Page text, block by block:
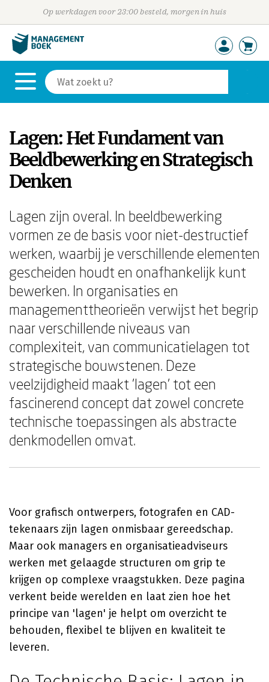
Op werkdagen voor 23:00 besteld, morgen in huis
Lagen: Het Fundament van
Beeldbewerking en Strategisch
Denken
Lagen zijn overal. In beeldbewerking
vormen ze de basis voor niet-destructief
werken, waarbij je verschillende elementen
gescheiden houdt en onafhankelijk kunt
bewerken. In organisaties en
managementtheorieën verwijst het begrip
naar verschillende niveaus van
complexiteit, van communicatielagen tot
strategische bouwstenen. Deze
veelzijdigheid maakt 'lagen' tot een
fascinerend concept dat zowel concrete
technische toepassingen als abstracte
denkmodellen omvat.
Voor grafisch ontwerpers, fotografen en CAD-
tekenaars zijn lagen onmisbaar gereedschap.
Maar ook managers en organisatieadviseurs
werken met gelaagde structuren om grip te
krijgen op complexe vraagstukken. Deze pagina
verkent beide werelden en laat zien hoe het
principe van 'lagen' je helpt om overzicht te
behouden, flexibel te blijven en kwaliteit te
leveren.